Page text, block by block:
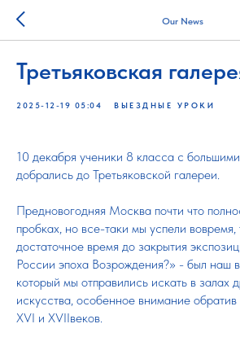
Our News
Третьяковская
2025-12-19 05:04 ВЫЕЗДНЫЕ УРОКИ
10 декабря ученики 8 класса с
добрались до Третьяковской галереи.
Предновогодняя Москва почти что
пробках, но все-таки мы успели вовремя,
достаточное время до закрытия
России эпоха Возрождения?» - был наш
который мы отправились искать в залах
искусства, особенное внимание
XVI и XVIIвеков.